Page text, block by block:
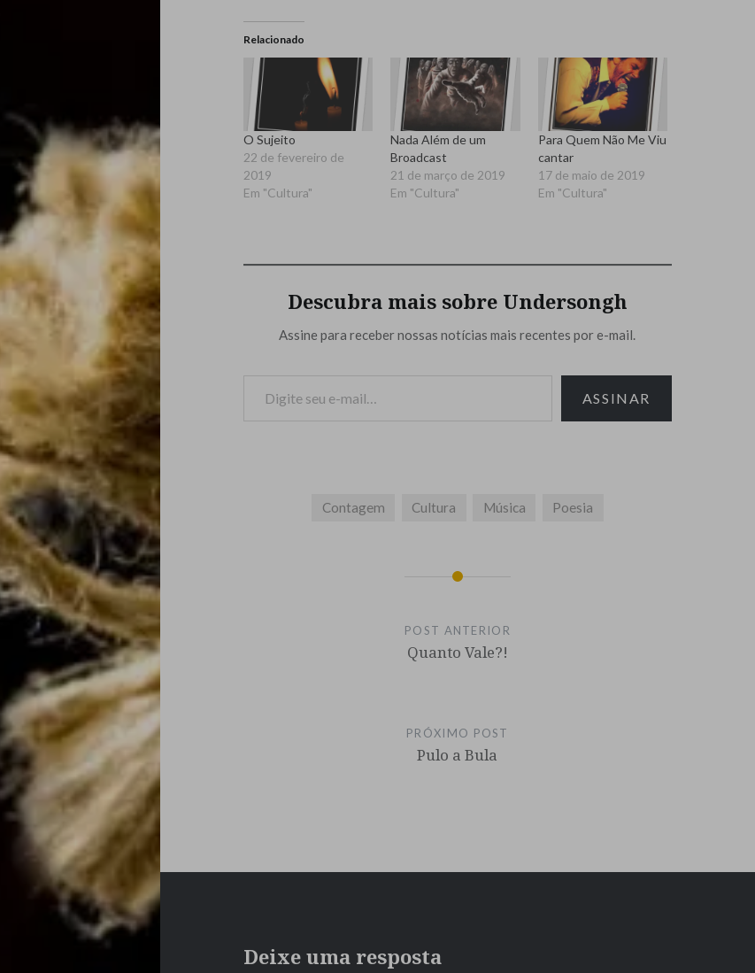
Relacionado
O Sujeito
22 de fevereiro de
2019
Em "Cultura"
Nada Além de um
Broadcast
21 de março de 2019
Em "Cultura"
Para Quem Não Me Viu
cantar
17 de maio de 2019
Em "Cultura"
Descubra mais sobre Undersongh
Assine para receber nossas notícias mais recentes por e-mail.
ASSINAR
Contagem Cultura Música Poesia
Navegação
de
Post
POST ANTERIOR
Quanto Vale?!
PRÓXIMO POST
Pulo a Bula
Deixe uma resposta